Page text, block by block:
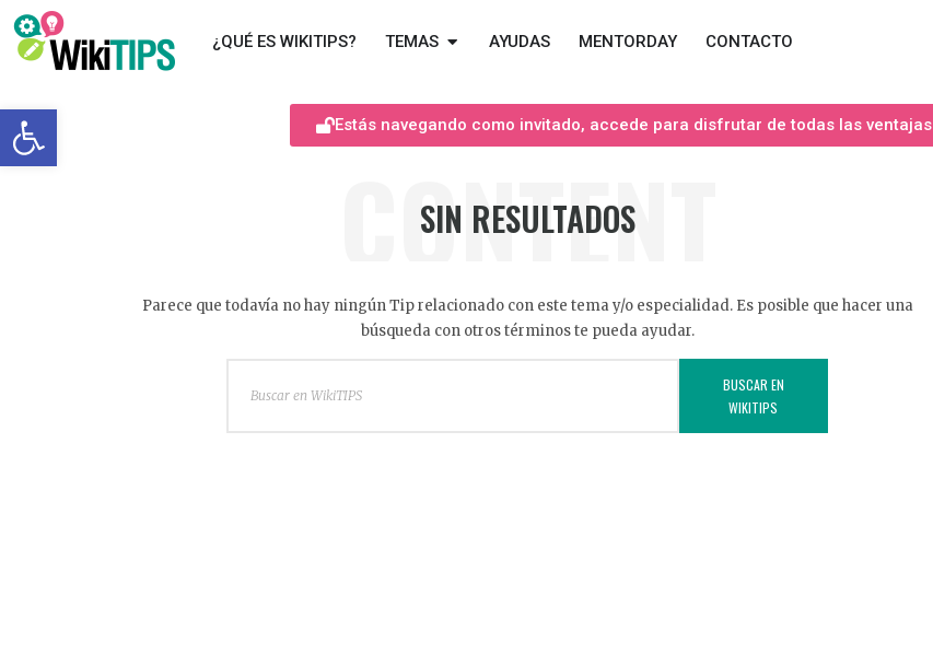
Abrir barra de herramientas
¿QUÉ ES WIKITIPS? TEMAS AYUDAS MENTORDAY CONTACTO
Estás navegando como invitado, accede para disfrutar de todas las ventajas
CONTENT
SIN RESULTADOS
Parece que todavía no hay ningún Tip relacionado con este tema y/o especialidad. Es posible que hacer una
búsqueda con otros términos te pueda ayudar.
BUSCAR EN
WIKITIPS